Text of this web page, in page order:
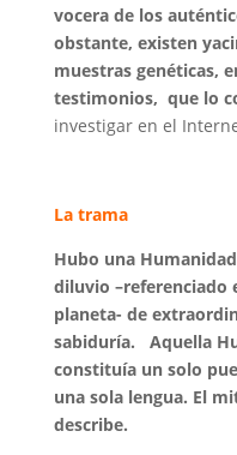
vocera de los
obstante, existen
muestras genéticas,
testimonios, que lo
investigar en el
La trama
Hubo una
diluvio –referenciado
planeta- de
sabiduría. Aquella
constituía un solo
una sola lengua. El
describe.